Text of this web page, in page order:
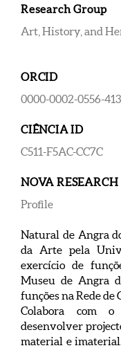
Research Group
Art, History, and
ORCID
0000-0002-0556-
CIÊNCIA ID
C511-F5AC-CC7C
NOVA
Profile
Natural de Angra
da Arte pela
exercício de
Museu de Angra
funções na Rede de
Colabora com
desenvolver
material e